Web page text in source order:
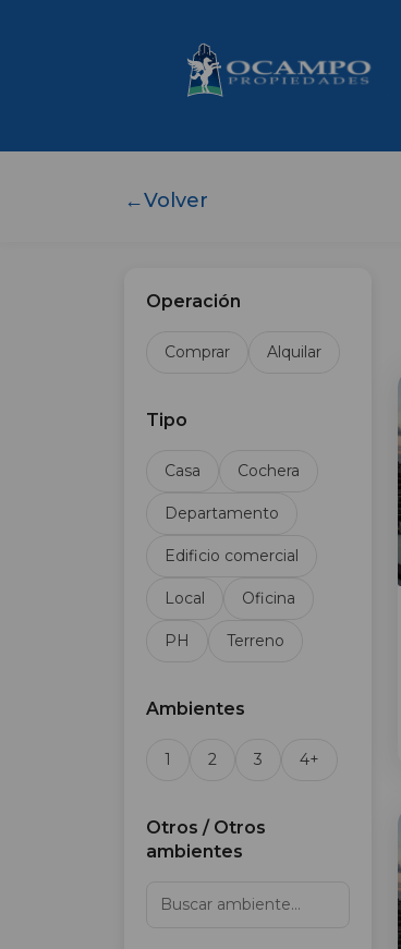
←Volver
Operación
Comprar Alquilar
Tipo
Casa Cochera
Departamento
Edificio comercial
Local Oficina
PH Terreno
Ambientes
1 2 3 4+
Otros / Otros
ambientes